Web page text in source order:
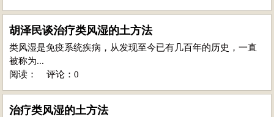
胡泽民谈治疗类风湿的土方法
类风湿是免疫系统疾病，从发现至今已有几百年的历史，一直
被称为...
阅读：
评论：0
治疗类风湿的土方法